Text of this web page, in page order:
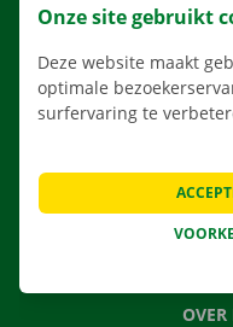
OVER
Onze site gebruikt
Deze website maakt
optimale
surfervaring te